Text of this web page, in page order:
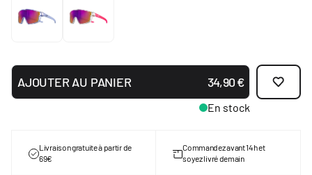
AJOUTER AU PANIER 34,90 €
En stock
Livraison gratuite à partir de
69€
Commandez avant 14h et
soyez livré demain